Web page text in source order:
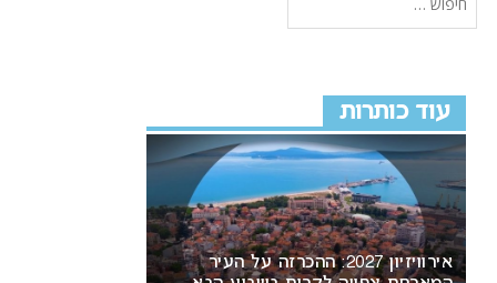
עוד כותרות
אירוויזיון 2027: ההכרזה על העיר